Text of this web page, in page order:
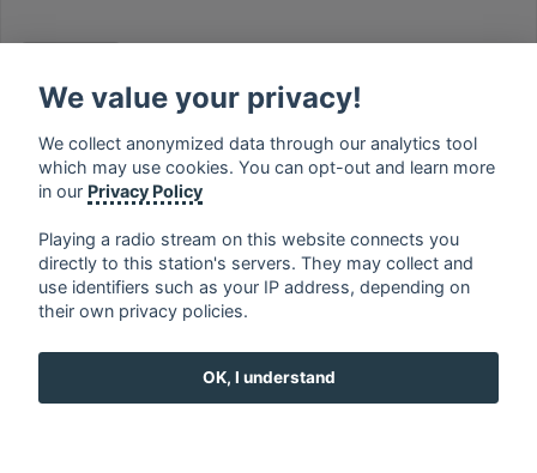
MUSIC
français ⋅ english ⋅ deutsch
ελληνικά
⋅ norsk ⋅ suomi
We value your privacy!
We collect anonymized data through our analytics tool
which may use cookies. You can opt-out and learn more
in our Privacy Policy
Playing a radio stream on this website connects you
directly to this station's servers. They may collect and
use identifiers such as your IP address, depending on
their own privacy policies.
OK, I understand